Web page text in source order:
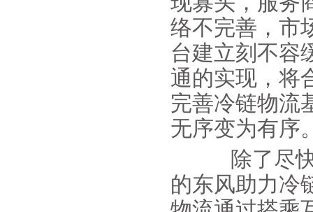
络不完善，市
台建立刻不容
通的实现，将
完善冷链物流
无序变为有序
除了尽快
的东风助力冷